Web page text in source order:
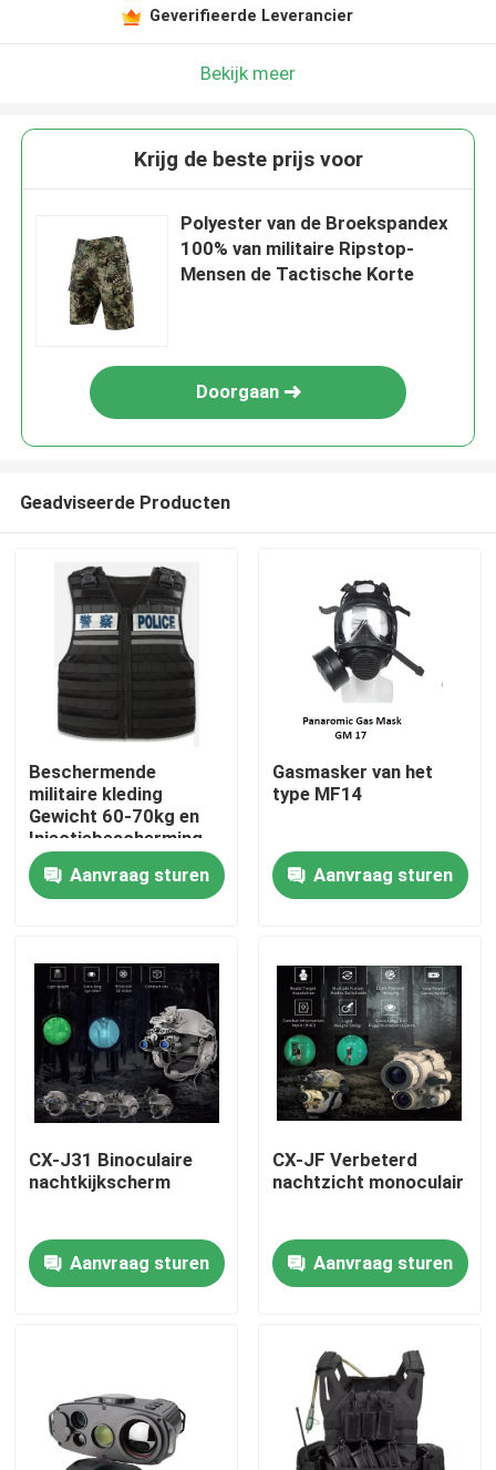
Thuis
Producten
Video's
Over ons
Fabriekstocht
Kwaliteitscontrole
Nieuws
Militair tactisch kogelvrij vest
Geverifieerde Leverancier
Bekijk meer
Krijg de beste prijs voor
Polyester van de Broekspandex
100% van militaire Ripstop-
Mensen de Tactische Korte
Doorgaan
Geadviseerde Producten
Beschermende
militaire kleding
Gewicht 60-70kg en
Injectiebescherming
voor
Maat/Lengte/Gewicht/Beschermingsgebied
Aanvraag sturen
Gasmasker van het
type MF14
Aanvraag sturen
CX-J31 Binoculaire
nachtkijkscherm
Aanvraag sturen
CX-JF Verbeterd
nachtzicht monoculair
Aanvraag sturen